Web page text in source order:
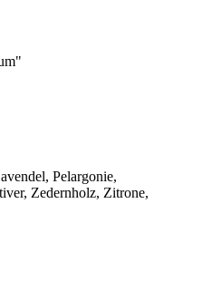
Pelargonie,
Zedernholz, Zitrone,